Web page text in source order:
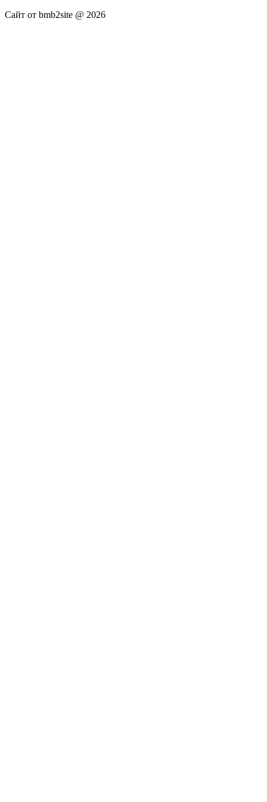
Сайт от bmb2site @ 2026